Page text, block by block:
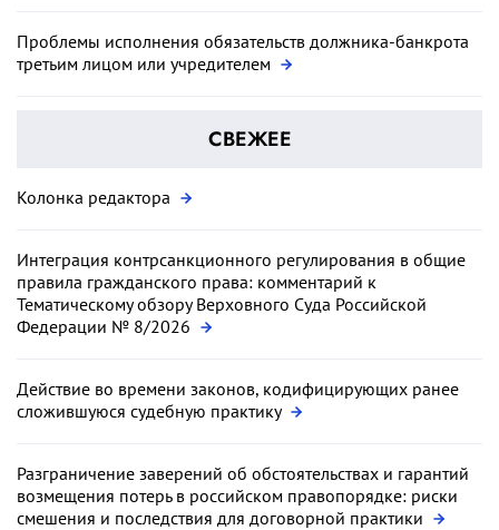
Проблемы исполнения обязательств должника-банкрота
третьим лицом или учредителем
СВЕЖЕЕ
Колонка редактора
Интеграция контрсанкционного регулирования в общие
правила гражданского права: комментарий к
Тематическому обзору Верховного Суда Российской
Федерации № 8/2026
Действие во времени законов, кодифицирующих ранее
сложившуюся судебную практику
Разграничение заверений об обстоятельствах и гарантий
возмещения потерь в российском правопорядке: риски
смешения и последствия для договорной практики